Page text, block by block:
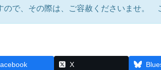
ので、その際は、ご容赦くださいませ。
X